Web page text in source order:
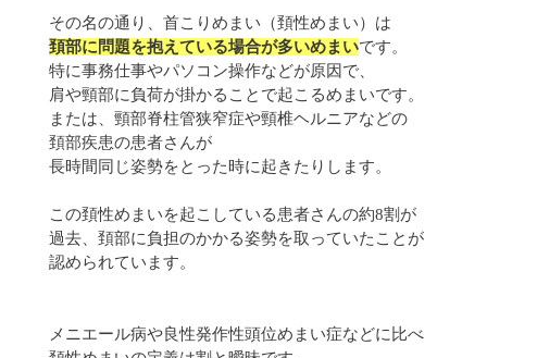
その名の通り、首こりめまい（頚性めまい）は
頚部に問題を抱えている場合が多いめまいです。
特に事務仕事やパソコン操作などが原因で、
肩や頸部に負荷が掛かることで起こるめまいです。
または、頸部脊柱管狭窄症や頸椎ヘルニアなどの
頚部疾患の患者さんが
長時間同じ姿勢をとった時に起きたりします。
この頚性めまいを起こしている患者さんの約8割が
過去、頚部に負担のかかる姿勢を取っていたことが
認められています。
メニエール病や良性発作性頭位めまい症などに比べ